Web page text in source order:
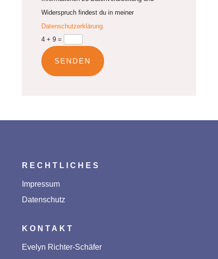
Widerspruch findest du in meiner
Datenschutzerklärung.
4 + 9=
SENDEN
RECHTLICHES
Impressum
Datenschutz
KONTAKT
Evelyn Richter-Schäfer